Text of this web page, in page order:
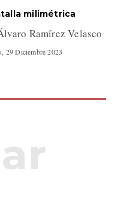
milimétrica
Ramírez Velasco
29 Diciembre 2023